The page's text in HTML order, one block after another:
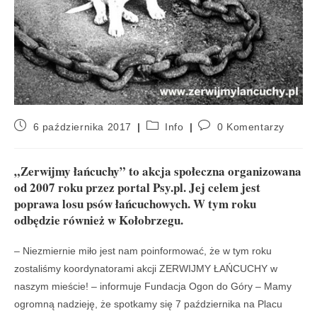
6 października 2017 Info 0 Komentarzy
„Zerwijmy łańcuchy” to akcja społeczna organizowana
od 2007 roku przez portal Psy.pl. Jej celem jest
poprawa losu psów łańcuchowych. W tym roku
odbędzie również w Kołobrzegu.
– Niezmiernie miło jest nam poinformować, że w tym roku
zostaliśmy koordynatorami akcji ZERWIJMY ŁAŃCUCHY w
naszym mieście! – informuje Fundacja Ogon do Góry – Mamy
ogromną nadzieję, że spotkamy się 7 października na Placu